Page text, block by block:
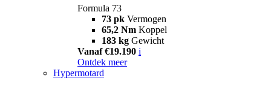
Formula 73
73 pk Vermogen
65,2 Nm Koppel
183 kg Gewicht
Vanaf €19.190 i
Ontdek meer
Hypermotard